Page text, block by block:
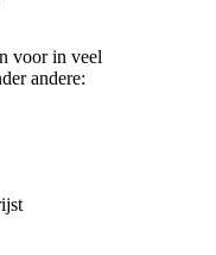
voor in veel
andere: